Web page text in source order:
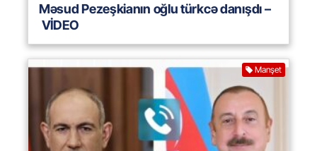
Məsud Pezeşkianın oğlu türkcə danışdı –
VİDEO
Manşet